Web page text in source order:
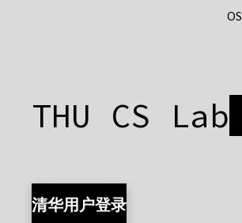
OS
THU CS Lab
清华用户登录